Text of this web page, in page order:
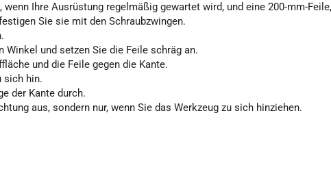
Ihre Ausrüstung regelmäßig gewartet wird, und eine 200-mm-
Sie sie mit den Schraubzwingen.
und setzen Sie die Feile schräg an.
und die Feile gegen die Kante.
sich hin.
der Kante durch.
aus, sondern nur, wenn Sie das Werkzeug zu sich hinziehen.